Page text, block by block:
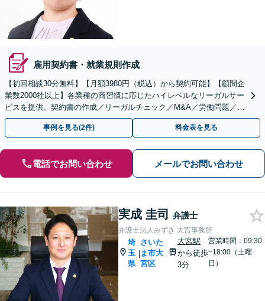
雇用契約書・就業規則作成
【初回相談30分無料】【月額3980円（税込）から契約可能】【顧問企
業数2000社以上】各業種の商習慣に応じたハイレベルなリーガルサー
ビスを提供。契約書の作成／リーガルチェック／M&A／労働問題／知
的財産等、お任せください【他士業連携可能】
事例を見る(2件) 料金表を見る
電話でお問い合わせ メールでお問い合わせ
実成 圭司 弁護士
弁護士法人みずき 大宮事務所
埼
玉
県
|
さいた
ま市大
宮区
大宮駅
から徒歩
3分
営業時間：09:30
~18:00（土曜
日）